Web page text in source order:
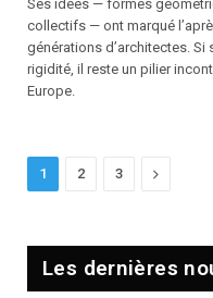
Ses idées — formes
collectifs — ont marqué
générations d’architectes.
rigidité, il reste un pilier
Europe.
1 2 3 Next
Les dernières